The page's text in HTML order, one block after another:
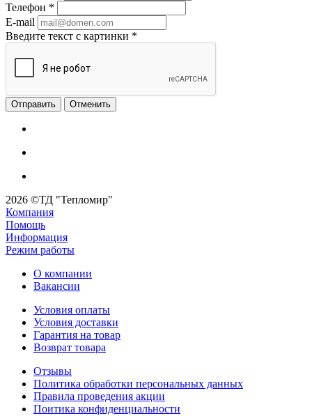
Телефон *
E-mail
Введите текст с картинки *
Отменить
2026 ©ТД "Тепломир"
Компания
Помощь
Информация
Режим работы
О компании
Вакансии
Условия оплаты
Условия доставки
Гарантия на товар
Возврат товара
Отзывы
Политика обработки персональных данных
Правила проведения акции
Поитика конфиденциальности